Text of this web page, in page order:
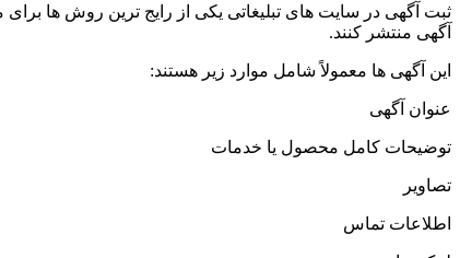
ثبت آگهی در سایت های تبلیغاتی یکی از رایج ترین روش ها
آگهی منتشر کنند.
این آگهی ها معمولاً شامل موارد زیر هستند:
عنوان آگهی
توضیحات کامل محصول یا خدمات
تصاویر
اطلاعات تماس